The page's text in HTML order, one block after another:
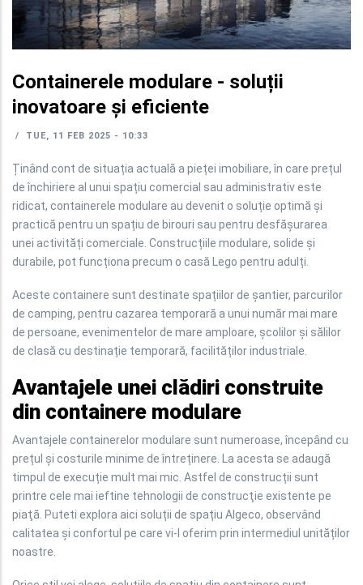
Containerele modulare - soluții
inovatoare și eficiente
/ TUE, 11 FEB 2025 - 10:33
Ținând cont de situația actuală a pieței imobiliare, în care prețul
de închiriere al unui spațiu comercial sau administrativ este
ridicat, containerele modulare au devenit o soluție optimă și
practică pentru un spațiu de birouri sau pentru desfășurarea
unei activități comerciale. Construcțiile modulare, solide și
durabile, pot funcționa precum o casă Lego pentru adulți.
Aceste containere sunt destinate spațiilor de șantier, parcurilor
de camping, pentru cazarea temporară a unui număr mai mare
de persoane, evenimentelor de mare amploare, școlilor și sălilor
de clasă cu destinație temporară, facilităților industriale.
Avantajele unei clădiri construite
din containere modulare
Avantajele containerelor modulare sunt numeroase, începând cu
prețul și costurile minime de întreținere. La acesta se adaugă
timpul de execuție mult mai mic. Astfel de construcții sunt
printre cele mai ieftine tehnologii de construcţie existente pe
piaţă. Puteti explora aici soluții de spațiu Algeco, observând
calitatea şi confortul pe care vi-l oferim prin intermediul unităților
noastre.